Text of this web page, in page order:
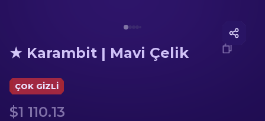
Dürbünlü Tüfek
Bıçaklar
Eldiven
★ Karambit | Mavi Çelik
ÇOK GIZLI
$1 110.13